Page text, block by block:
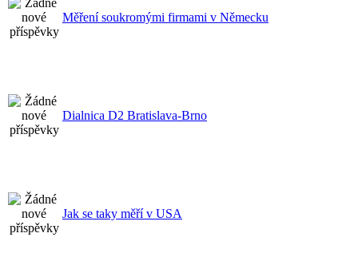
Měření soukromými firmami v Německu
Dialnica D2 Bratislava-Brno
Jak se taky měří v USA